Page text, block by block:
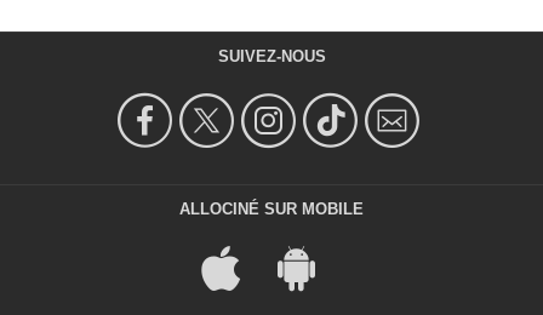
SUIVEZ-NOUS
ALLOCINÉ SUR MOBILE